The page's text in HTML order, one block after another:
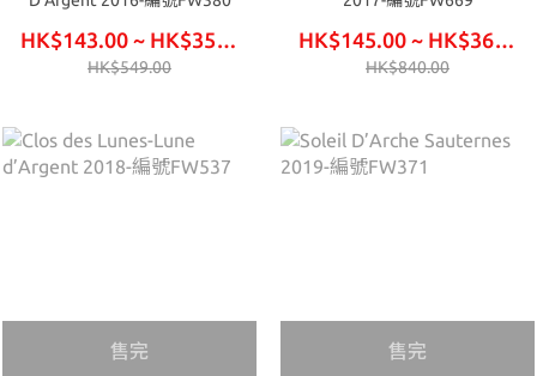
HK$143.00 ~ HK$354.00
HK$549.00
HK$145.00 ~ HK$360.00
HK$840.00
售完 售完